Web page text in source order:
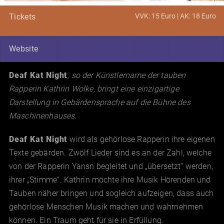
Tickets VVK: 15 Euro | AK: 18 Euro
Website
Deaf Kat Night, so der Künstlername der tauben
Rapperin Kathrin Wolke, bringt eine einzigartige
Darstellung in Gebärdensprache auf die Bühne des
Maschinenhauses.
Deaf Kat Night wird als gehörlose Rapperin ihre eigenen
Texte gebärden. Zwölf Lieder sind es an der Zahl, welche
von der Rapperin Yansn begleitet und „übersetzt“ werden,
ihrer „Stimme“. Kathrin möchte ihre Musik Hörenden und
Tauben näher bringen und sogleich aufzeigen, dass auch
gehörlose Menschen Musik machen und wahrnehmen
können. Ein Traum geht für sie in Erfüllung.